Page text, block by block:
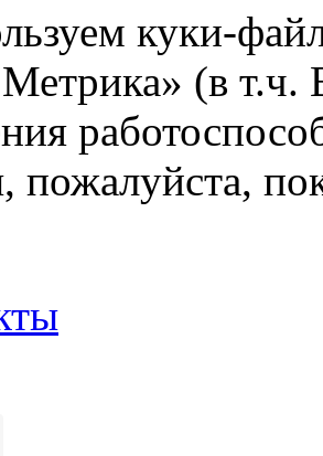
куки-
(в т.ч.
пожалуйста,